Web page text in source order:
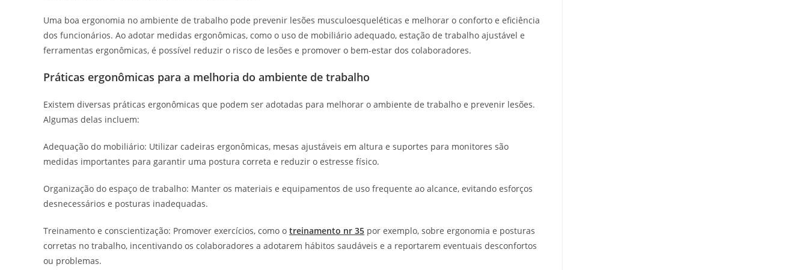
Uma boa ergonomia no ambiente de trabalho pode prevenir lesões musculoesqueléticas e melhorar o conforto e eficiência
dos funcionários. Ao adotar medidas ergonômicas, como o uso de mobiliário adequado, estação de trabalho ajustável e
ferramentas ergonômicas, é possível reduzir o risco de lesões e promover o bem-estar dos colaboradores.
Práticas ergonômicas para a melhoria do ambiente de trabalho
Existem diversas práticas ergonômicas que podem ser adotadas para melhorar o ambiente de trabalho e prevenir lesões.
Algumas delas incluem:
Adequação do mobiliário: Utilizar cadeiras ergonômicas, mesas ajustáveis em altura e suportes para monitores são
medidas importantes para garantir uma postura correta e reduzir o estresse físico.
Organização do espaço de trabalho: Manter os materiais e equipamentos de uso frequente ao alcance, evitando esforços
desnecessários e posturas inadequadas.
Treinamento e conscientização: Promover exercícios, como o treinamento nr 35 por exemplo, sobre ergonomia e posturas
corretas no trabalho, incentivando os colaboradores a adotarem hábitos saudáveis e a reportarem eventuais desconfortos
ou problemas.